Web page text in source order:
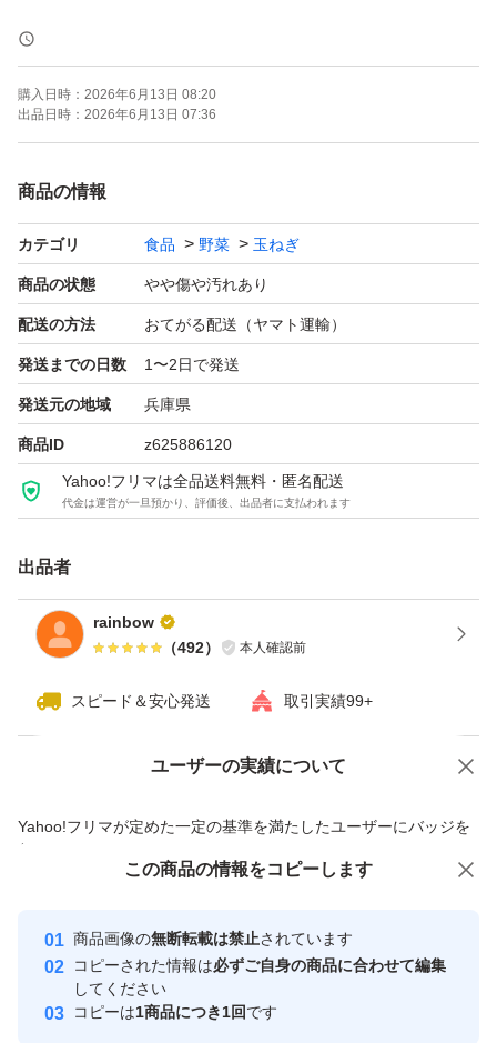
画像を参照の上、ご検討下さい。
見栄えは悪いですが、通常の玉ねぎ同様味には変わりあり
ません。
大きさが様々ですので、お料理に合わせてお使い下さい
品種:ターザン
重量:箱込み約5kg
サイズ:色々
保存性を高める為、薄皮を残してありますので少し土が付
いた状態での発送となります。
風通しの良い日陰での保存をお願いします。
めにお召し上がり下さい。
天候や配送状況により傷みが発生する場合がございますの
購入日時： 2026年6月13日 08:20
出品日時： 2026年6月13日 07:36
商品の情報
カテゴリ 食品 野菜 玉ねぎ
商品の状態 やや傷や汚れあり
配送の方法 おてがる配送（ヤマト運輸）
発送までの日数 1〜2日で発送
発送元の地域 兵庫県
商品ID z625886120
Yahoo!フリマは全品送料無料・匿名配送
代金は運営が一旦預かり、評価後、出品者に支払われます
出品者
rainbow
（492） 本人確認前
スピード＆安心発送 取引実績99+
ユーザーの実績について
Yahoo!フリマが定めた一定の基準を満たしたユーザーにバッジを
付与しています
安心取引出品者
心・安全なユーザーです
取引実績
価格の相談 商品への質問
この商品の情報をコピーします
商品画像の無断転載は禁止されています
コピーされた情報は必ずご自身の商品に合わせて編集
してください
コピーは1商品につき1回です
この商品をみている人にオススメ